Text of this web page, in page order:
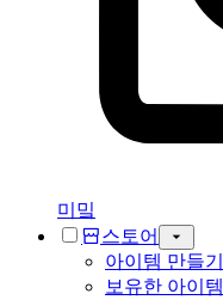
미밐
스토어
아이템 만들기
보유한 아이템